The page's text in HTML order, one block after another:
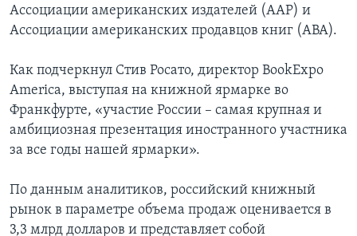
Ассоциации американских издателей (AAP) и
Ассоциации американских продавцов книг (ABA).
Как подчеркнул Стив Росато, директор BookExpo
America, выступая на книжной ярмарке во
Франкфурте, «участие России – самая крупная и
амбициозная презентация иностранного участника
за все годы нашей ярмарки».
По данным аналитиков, российский книжный
рынок в параметре объема продаж оценивается в
3,3 млрд долларов и представляет собой